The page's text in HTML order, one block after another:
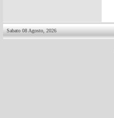
Sabato 08 Agosto, 2026